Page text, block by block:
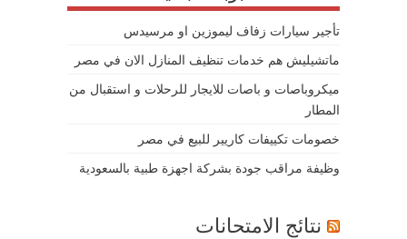
تأجير سيارات زفاف ليموزين او مرسيدس
ماتشيليش هم خدمات تنظيف المنازل الان في مصر
ميكروباصات و باصات للايجار للرحلات و استقبال من
المطار
خصومات تكييفات كاريير للبيع في مصر
وظيفة مراقب جودة بشركة اجهزة طبية بالسعودية
نتائج الامتحانات